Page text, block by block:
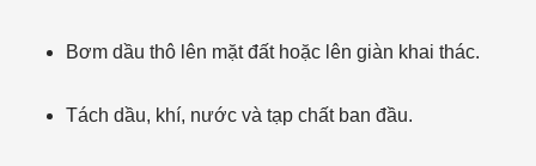
Bơm dầu thô lên mặt đất hoặc lên giàn khai thác.
Tách dầu, khí, nước và tạp chất ban đầu.